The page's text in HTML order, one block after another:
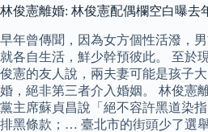
林俊憲離婚: 林俊憲配偶欄空白曝去
早年曾傳聞，因為女方個性活潑，
就各自生活，鮮少幹預彼此。 至於
俊憲的友人說，兩夫妻可能是孩子
婚，絕非第三者介入婚姻。 林俊憲
黨主席蘇貞昌說「絕不容許黑道染
排黑條款；… 臺北市的街頭少了選